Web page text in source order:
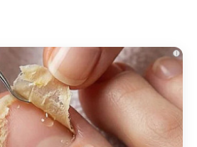
i